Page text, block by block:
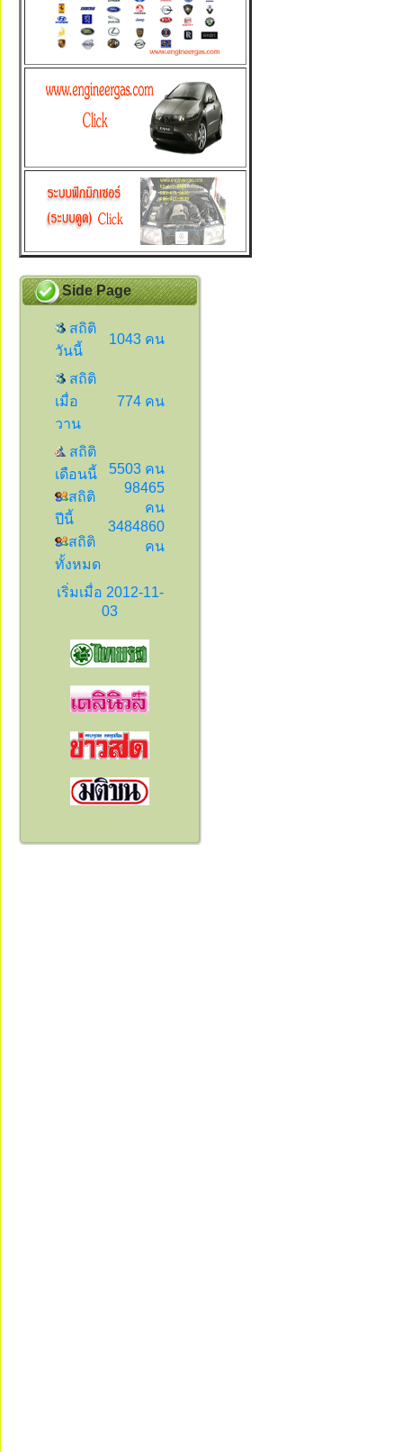
Side Page
สถิติ
วันนี้
1043 คน
สถิติ
เมื่อ
วาน
774 คน
สถิติ
เดือนนี้
สถิติ
ปีนี้
สถิติ
ทั้งหมด
5503 คน
98465
คน
3484860
คน
เริ่มเมื่อ 2012-11-
03